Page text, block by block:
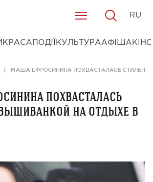
КРАСА ПОДІЇ КУЛЬТУРААФІША КІНО
RU
МАША ЕФРОСИНИНА ПОХВАСТАЛАСЬ
похвасталась
на отдыхе в